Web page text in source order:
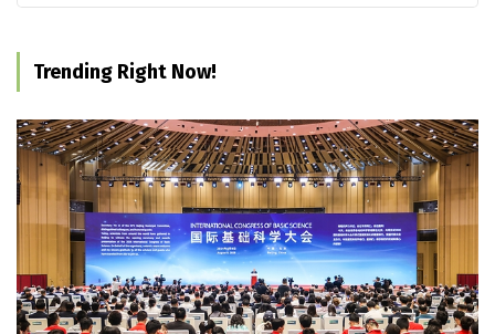
Trending Right Now!